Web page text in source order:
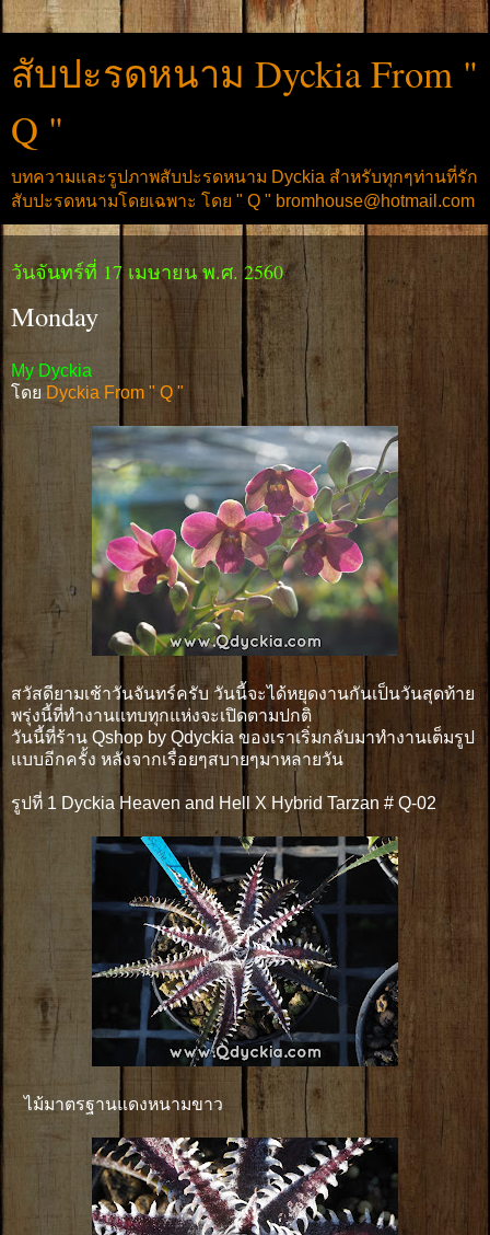
สับปะรดหนาม Dyckia From "
Q "
บทความและรูปภาพสับปะรดหนาม Dyckia สำหรับทุกๆท่านที่รัก
สับปะรดหนามโดยเฉพาะ โดย " Q " bromhouse@hotmail.com
วันจันทร์ที่ 17 เมษายน พ.ศ. 2560
Monday
My Dyckia
โดย Dyckia From " Q "
สวัสดียามเช้าวันจันทร์ครับ วันนี้จะได้หยุดงานกันเป็นวันสุดท้าย
พรุ่งนี้ที่ทำงานเเทบทุกแห่งจะเปิดตามปกติ
วันนี้ที่ร้าน Qshop by Qdyckia ของเราเริ่มกลับมาทำงานเต็มรูป
เเบบอีกครั้ง หลังจากเรื่อยๆสบายๆมาหลายวัน
รูปที่ 1 Dyckia Heaven and Hell X Hybrid Tarzan # Q-02
ไม้มาตรฐานแดงหนามขาว